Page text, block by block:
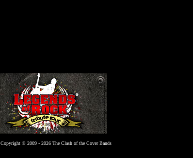
Copyright © 2009 - 2026 The Clash of the Cover Bands